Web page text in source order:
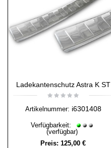
Ladekantenschutz Astra K ST
Artikelnummer: i6301408
Verfügbarkeit:
(verfügbar)
Preis: 125,00 €